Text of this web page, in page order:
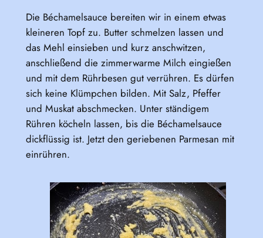
Die Béchamelsauce bereiten wir in einem etwas
kleineren Topf zu. Butter schmelzen lassen und
das Mehl einsieben und kurz anschwitzen,
anschließend die zimmerwarme Milch eingießen
und mit dem Rührbesen gut verrühren. Es dürfen
sich keine Klümpchen bilden. Mit Salz, Pfeffer
und Muskat abschmecken. Unter ständigem
Rühren köcheln lassen, bis die Béchamelsauce
dickflüssig ist. Jetzt den geriebenen Parmesan mit
einrühren.